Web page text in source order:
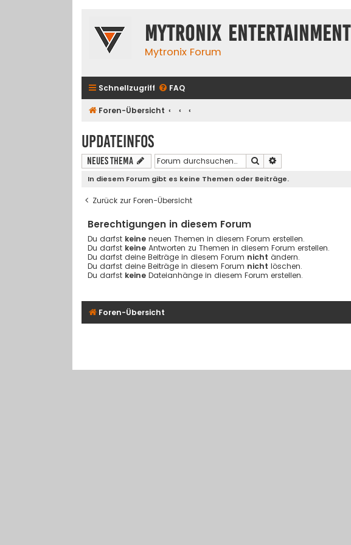
Mytronix Entertainment
Mytronix Forum
Schnellzugriff FAQ
Foren-Übersicht
Updateinfos
Neues Thema Suche
In diesem Forum gibt es keine Themen oder Beiträge.
Zurück zur Foren-Übersicht
Berechtigungen in diesem Forum
Du darfst keine neuen Themen in diesem Forum erstellen.
Du darfst keine Antworten zu Themen in diesem Forum erstellen.
Du darfst deine Beiträge in diesem Forum nicht ändern.
Du darfst deine Beiträge in diesem Forum nicht löschen.
Du darfst keine Dateianhänge in diesem Forum erstellen.
Foren-Übersicht